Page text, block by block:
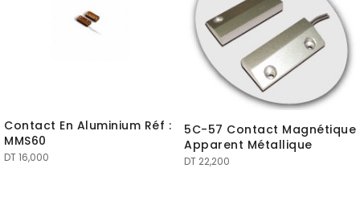
Contact En Aluminium Réf :
MMS60
DT16,000
5C-57 Contact Magnétique
Apparent Métallique
DT 22,200